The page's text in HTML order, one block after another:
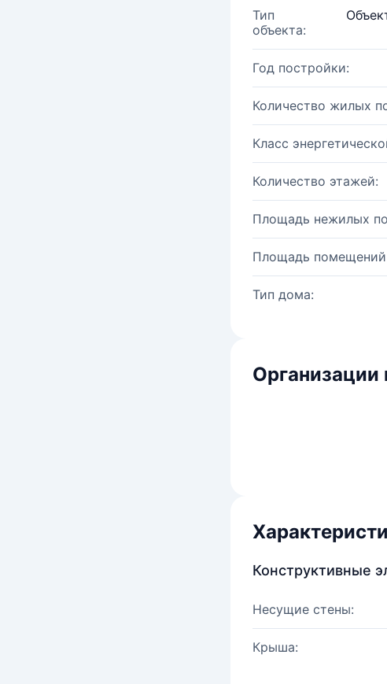
Тип
объекта:
Год постройки:
Количество жилых
Класс
Количество этажей:
Площадь нежилых
Площадь
Тип дома:
Организации
Конструктивные
Несущие стены:
Крыша: